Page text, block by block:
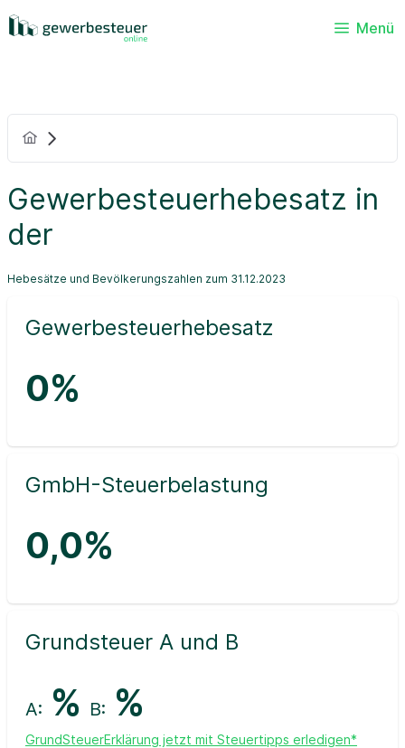
Menü
Gewerbesteuerhebesatz in
der
Hebesätze und Bevölkerungszahlen zum 31.12.2023
Gewerbesteuerhebesatz
0%
GmbH-Steuerbelastung
0,0%
Grundsteuer A und B
A: % B: %
GrundSteuerErklärung jetzt mit Steuertipps erledigen*